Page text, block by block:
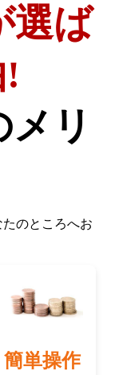
選ば
リ
たのところへお
簡単操作